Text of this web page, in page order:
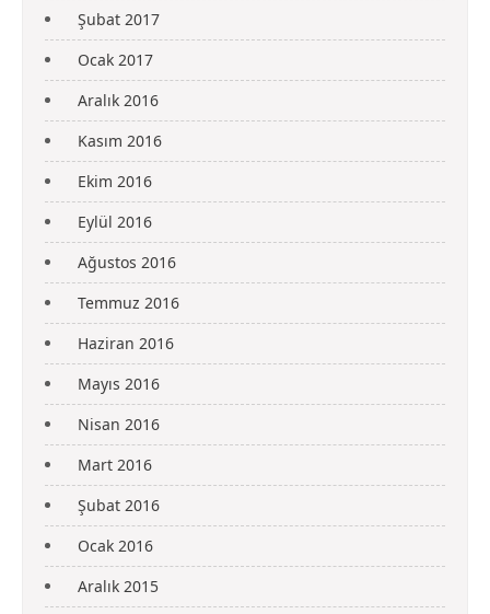
Şubat 2017
Ocak 2017
Aralık 2016
Kasım 2016
Ekim 2016
Eylül 2016
Ağustos 2016
Temmuz 2016
Haziran 2016
Mayıs 2016
Nisan 2016
Mart 2016
Şubat 2016
Ocak 2016
Aralık 2015